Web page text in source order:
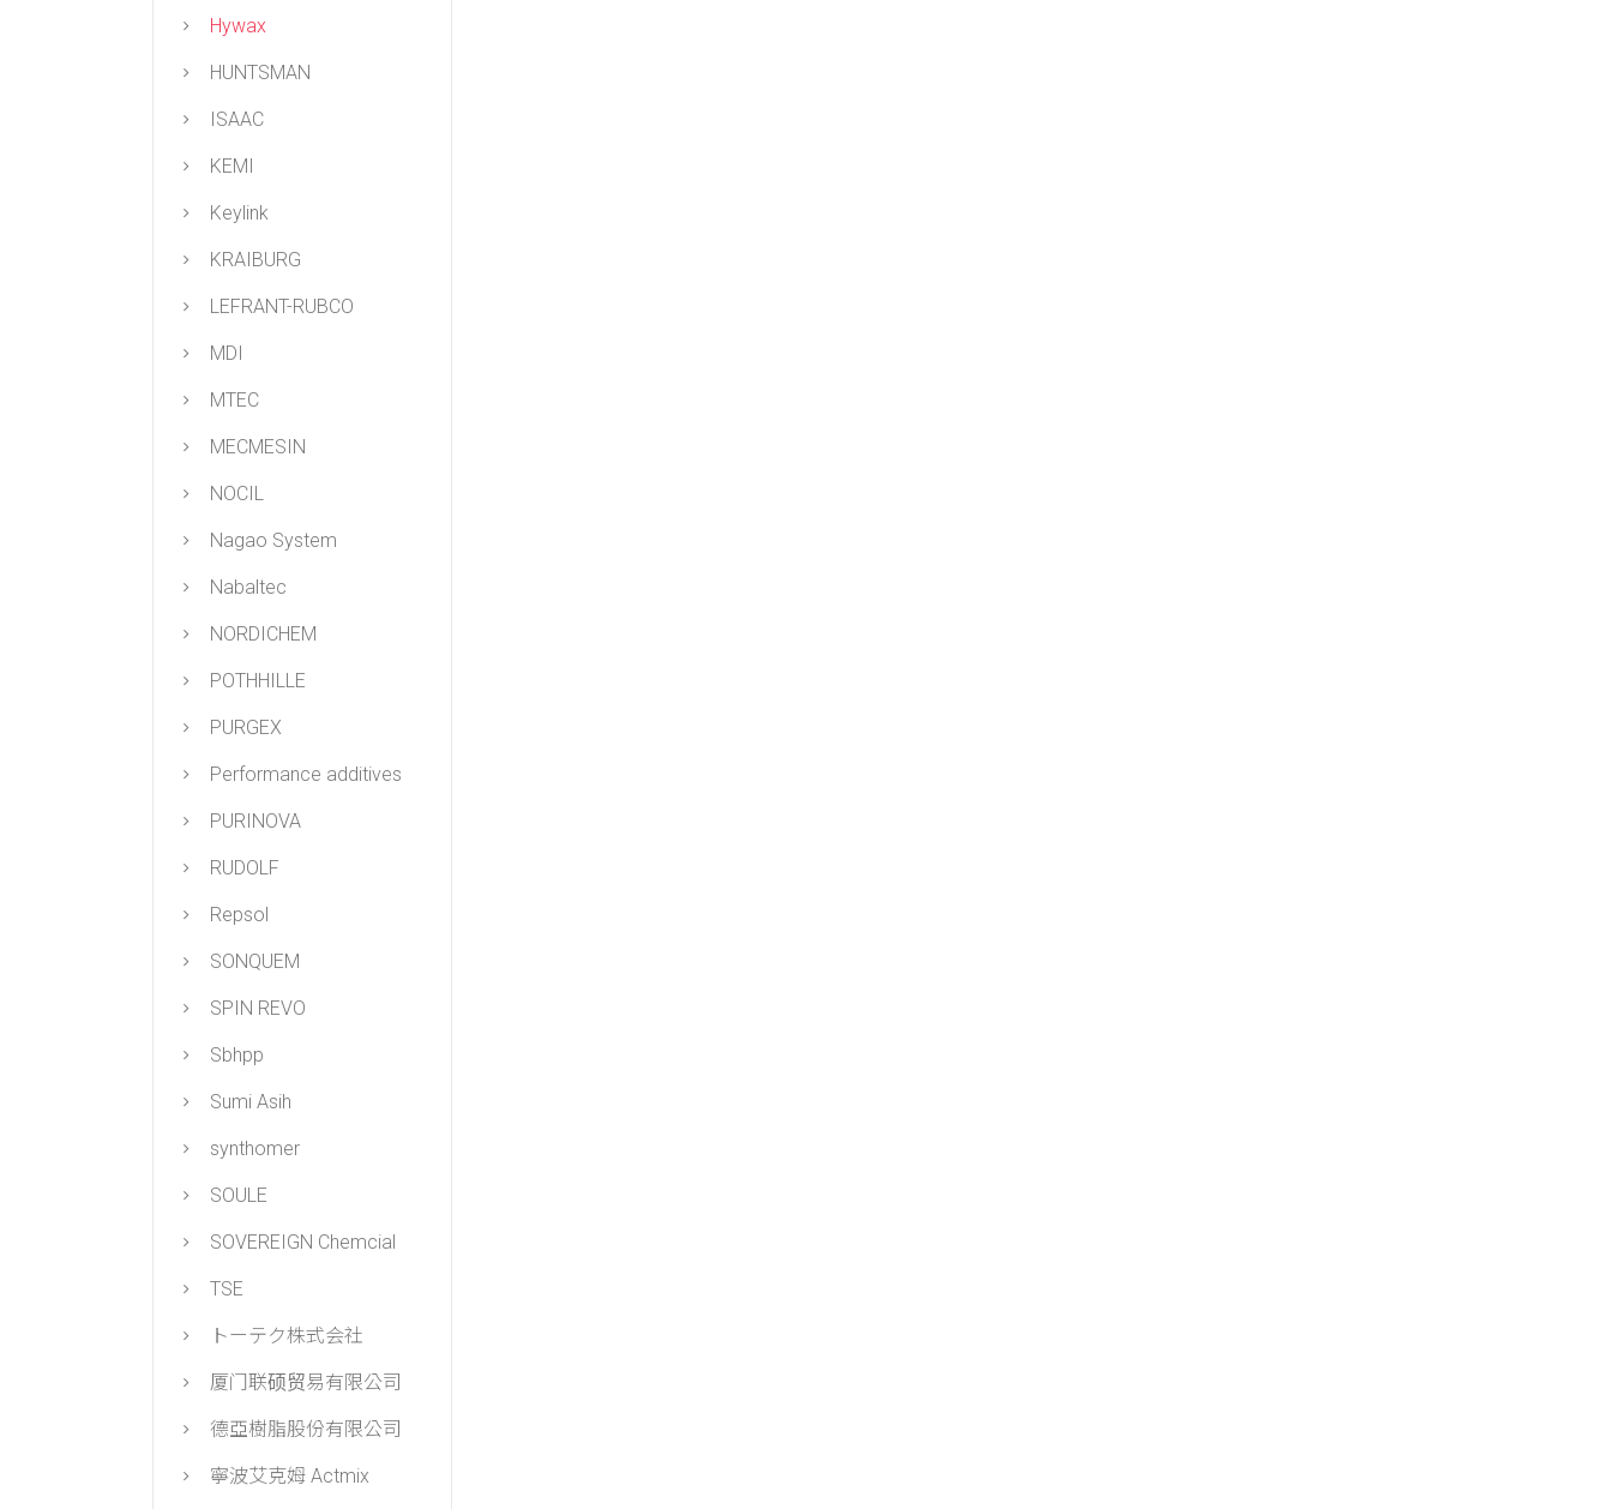
Hywax
HUNTSMAN
ISAAC
KEMI
Keylink
KRAIBURG
LEFRANT-RUBCO
MDI
MTEC
MECMESIN
NOCIL
Nagao System
Nabaltec
NORDICHEM
POTHHILLE
PURGEX
Performance additives
PURINOVA
RUDOLF
Repsol
SONQUEM
SPIN REVO
Sbhpp
Sumi Asih
synthomer
SOULE
SOVEREIGN Chemcial
TSE
トーテク株式会社
厦门联硕贸易有限公司
德亞樹脂股份有限公司
寧波艾克姆 Actmix